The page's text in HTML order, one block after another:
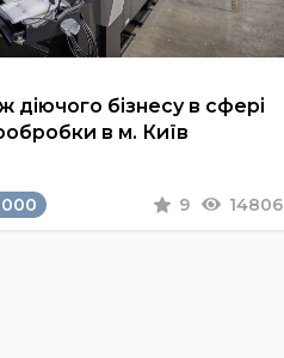
діючого бізнесу в сфері
в м. Київ
9 14806